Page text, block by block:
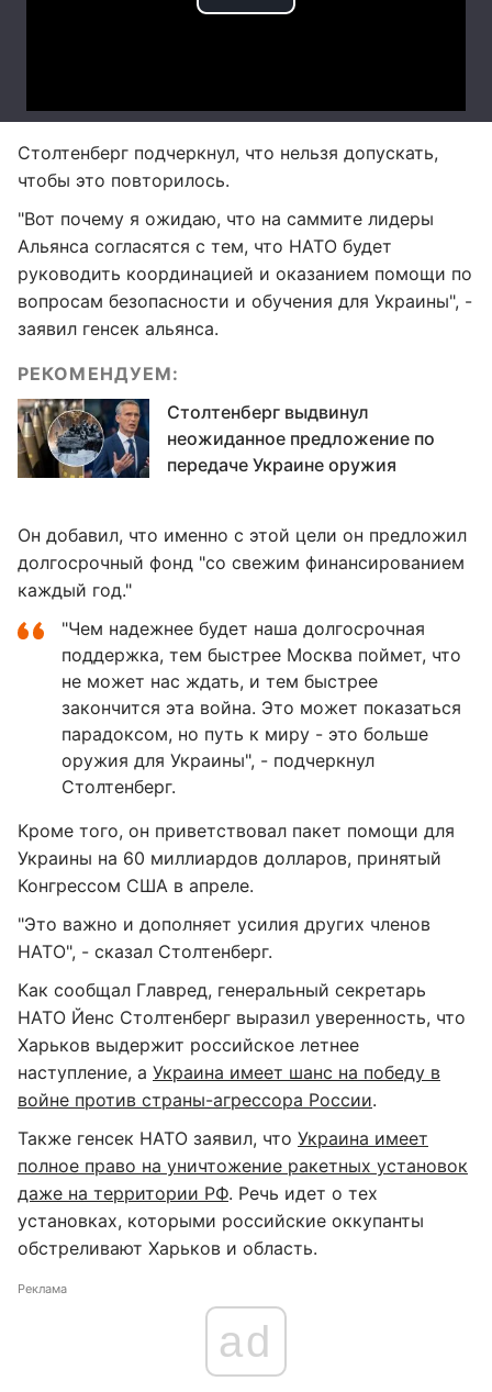
Столтенберг подчеркнул, что нельзя допускать,
чтобы это повторилось.
"Вот почему я ожидаю, что на саммите лидеры
Альянса согласятся с тем, что НАТО будет
руководить координацией и оказанием помощи по
вопросам безопасности и обучения для Украины", -
заявил генсек альянса.
РЕКОМЕНДУЕМ:
Столтенберг выдвинул
неожиданное предложение по
передаче Украине оружия
Он добавил, что именно с этой цели он предложил
долгосрочный фонд "со свежим финансированием
каждый год."
"Чем надежнее будет наша долгосрочная
поддержка, тем быстрее Москва поймет, что
не может нас ждать, и тем быстрее
закончится эта война. Это может показаться
парадоксом, но путь к миру - это больше
оружия для Украины", - подчеркнул
Столтенберг.
Кроме того, он приветствовал пакет помощи для
Украины на 60 миллиардов долларов, принятый
Конгрессом США в апреле.
"Это важно и дополняет усилия других членов
НАТО", - сказал Столтенберг.
Как сообщал Главред, генеральный секретарь
НАТО Йенс Столтенберг выразил уверенность, что
Харьков выдержит российское летнее
наступление, а Украина имеет шанс на победу в
войне против страны-агрессора России.
Также генсек НАТО заявил, что Украина имеет
полное право на уничтожение ракетных установок
даже на территории РФ. Речь идет о тех
установках, которыми российские оккупанты
обстреливают Харьков и область.
Реклама
ad